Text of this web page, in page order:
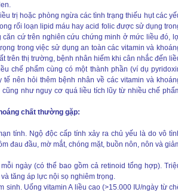
trị hoặc phòng ngừa các tình trạng thiếu hụt các
rối loạn lipid máu hay acid folic được sử dụng
cứ trên nghiên cứu chứng minh ở mức liều đó,
trong việc sử dụng an toàn các vitamin và
trên thị trường, bệnh nhân hiếm khi cân nhắc đến
chế phẩm cùng có một thành phần (ví dụ
nên hỏi thêm bệnh nhân về các vitamin và
như nguy cơ quá liều tích lũy từ nhiều chế
chất thường gặp:
tính. Ngộ độc cấp tính xảy ra chủ yếu là do vô
đau đầu, mờ mắt, chóng mặt, buồn nôn, nôn và
ngày (có thể bao gồm cả retinoid tổng hợp).
tăng áp lực nội sọ nghiêm trọng.
Uống vitamin A liều cao (>15.000 IU/ngày từ